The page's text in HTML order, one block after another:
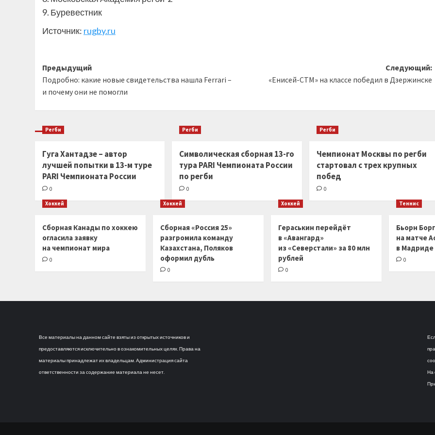
9. Буревестник
Источник: rugby.ru
Навигация
записи
Предыдущий
Подробно: какие новые свидетельства нашла Ferrari –
и почему они не помогли
Следующий:
«Енисей-СТМ» на классе победил в Дзержинске
Регби
Гуга Хантадзе – автор
лучшей попытки в 13-м туре
PARI Чемпионата России
0
Регби
Символическая сборная 13-го
тура PARI Чемпионата России
по регби
0
Регби
Чемпионат Москвы по регби
стартовал с трех крупных
побед
0
Хоккей
Сборная Канады по хоккею
огласила заявку
на чемпионат мира
0
Хоккей
Сборная «Россия 25»
разгромила команду
Казахстана, Поляков
оформил дубль
0
Хоккей
Гераськин перейдёт
в «Авангард»
из «Северстали» за 80 млн
рублей
0
Теннис
Бьорн
на матче
в Мадриде
0
Все материалы на данном сайте взяты из открытых источников и
предоставляются исключительно в ознакомительных целях. Права на
материалы принадлежат их владельцам. Администрация сайта
ответственности за содержание материала не несет.
На